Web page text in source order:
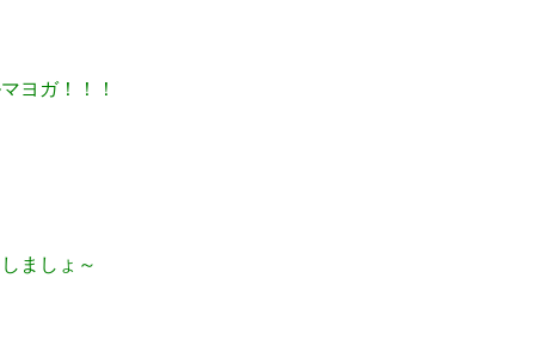
ヨガ！！！
ましょ～